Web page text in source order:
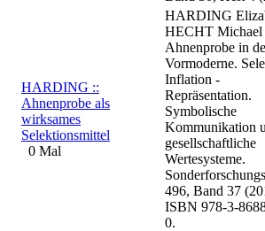
HARDING ::
Ahnenprobe als
wirksames
Selektionsmittel
0 Mal
HARDING
HECHT Michael
Ahnenprobe in
Vormoderne.
Inflation -
Repräsentation.
Symbolische
Kommunikation
gesellschaftliche
Wertesysteme.
496, Band 37
ISBN 978-3-
0.